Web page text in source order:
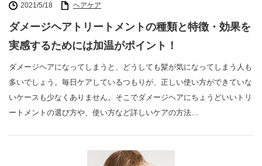
2021/5/18 ヘアケア
ダメージヘアトリートメントの種類と特徴・効果を
実感するためには加温がポイント！
ダメージヘアになってしまうと、どうしても髪が気になってしまう人も
多いでしょう。毎日ケアしているつもりが、正しい使い方ができていな
いケースも少なくありません。そこでダメージヘアにちょうどいいトリ
ートメントの選び方や、使い方など詳しいケアの方法…